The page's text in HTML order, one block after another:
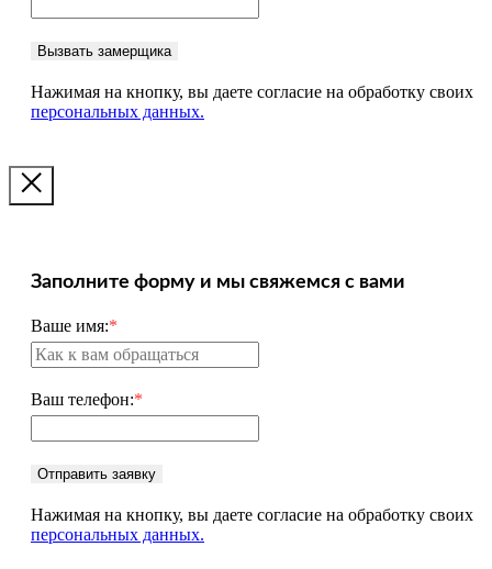
Вызвать замерщика
Нажимая на кнопку, вы даете согласие на обработку своих
персональных данных.
Заполните форму и мы свяжемся с вами
Ваше имя:*
Ваш телефон:*
Отправить заявку
Нажимая на кнопку, вы даете согласие на обработку своих
персональных данных.